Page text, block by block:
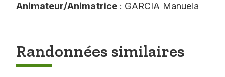
Animateur/Animatrice : GARCIA Manuela
Randonnées similaires